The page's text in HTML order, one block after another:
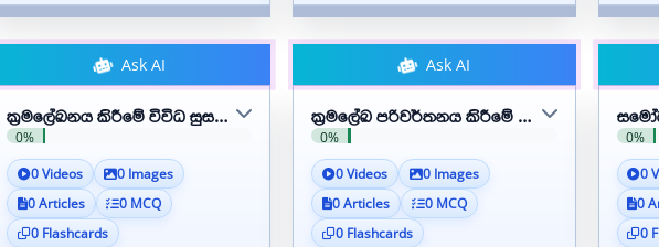
Ask AI
ක්‍රමලේඛනය කිරීමේ විවිධ සුසමාද (paradigms) සසඳා බලා වෙන් කර දක්වයි
0%
0 Videos
0 Images
0 Articles
0 MCQ
0 Flashcards
Ask AI
ක්‍රමලේඛ පරිවර්තනය කිරීමේ අවශ්‍යතාව සහ
0%
0 Videos
0 Images
0 Articles
0 MCQ
0 Flashcards
0%
0
0
0